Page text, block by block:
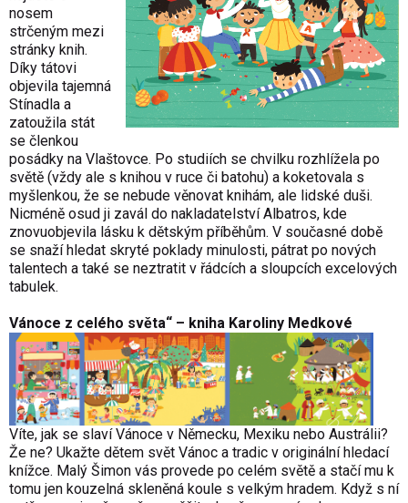
nosem
strčeným mezi
stránky knih.
Díky tátovi
objevila tajemná
Stínadla a
zatoužila stát
se členkou
posádky na Vlaštovce. Po studiích se chvilku rozhlížela po
světě (vždy ale s knihou v ruce či batohu) a koketovala s
myšlenkou, že se nebude věnovat knihám, ale lidské duši.
Nicméně osud ji zavál do nakladatelství Albatros, kde
znovuobjevila lásku k dětským příběhům. V současné době
se snaží hledat skryté poklady minulosti, pátrat po nových
talentech a také se neztratit v řádcích a sloupcích excelových
tabulek.
Vánoce z celého světa“ – kniha Karoliny Medkové
Víte, jak se slaví Vánoce v Německu, Mexiku nebo Austrálii?
Že ne? Ukažte dětem svět Vánoc a tradic v originální hledací
knížce. Malý Šimon vás provede po celém světě a stačí mu k
tomu jen kouzelná skleněná koule s velkým hradem. Když s ní